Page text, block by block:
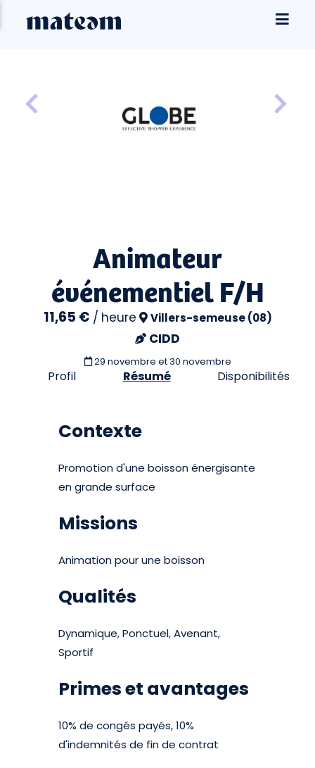
Animateur
événementiel F/H
11,65 € / heure Villers-semeuse (08)
CIDD
29 novembre et 30 novembre
Profil Résumé Disponibilités
Contexte
Promotion d'une boisson énergisante
en grande surface
Missions
Animation pour une boisson
Qualités
Dynamique, Ponctuel, Avenant,
Sportif
Primes et avantages
10% de congés payés, 10%
d'indemnités de fin de contrat